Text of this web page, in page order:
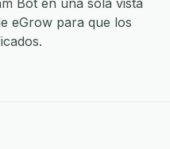
Bot en una sola vista
eGrow para que los